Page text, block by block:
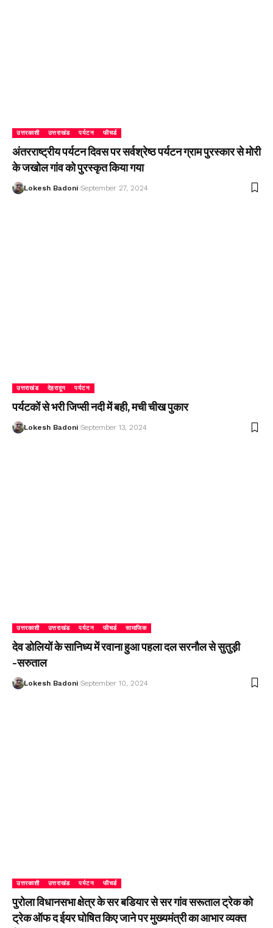
उत्तरकाशी उत्तराखंड पर्यटन फीचर्ड
अंतरराष्ट्रीय पर्यटन दिवस पर सर्वश्रेष्ठ पर्यटन ग्राम पुरस्कार से मोरी
के जखोल गांव को पुरस्कृत किया गया
Lokesh Badoni September 27, 2024
उत्तराखंड देहरादून पर्यटन
पर्यटकों से भरी जिप्सी नदी में बही, मची चीख पुकार
Lokesh Badoni September 13, 2024
उत्तरकाशी उत्तराखंड पर्यटन फीचर्ड सामाजिक
देव डोलियों के सानिध्य में रवाना हुआ पहला दल सरनौल से सुतुड़ी
-सरुताल
Lokesh Badoni September 10, 2024
उत्तरकाशी उत्तराखंड पर्यटन फीचर्ड
पुरोला विधानसभा क्षेत्र के सर बडियार से सर गांव सरूताल ट्रेक को
ट्रेक ऑफ द ईयर घोषित किए जाने पर मुख्यमंत्री का आभार व्यक्त